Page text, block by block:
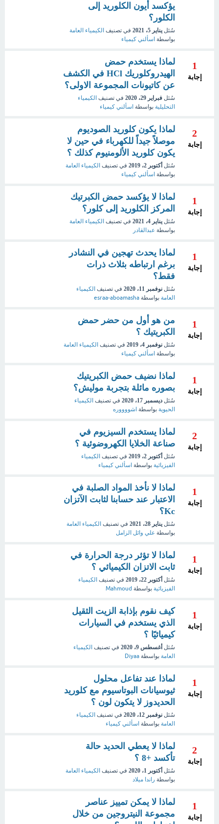
يؤكسد أيون الكلوريد إلى
الكلور؟
سُئل يناير 5، 2021 في تصنيف الكيمياء العامة
بواسطة اسألني كيمياء
1
إجابة
لماذا يستخدم حمض
الهيدروكلوريك HCl في الكشف
عن كاتيونات المجموعة الاولى؟
سُئل فبراير 29، 2020 في تصنيف الكيمياء
التحليلية بواسطة اسألني كيمياء
2
إجابة
لماذا يكون كلوريد الصوديوم
موصلاً جيداً للكهرباء في حين لا
يكون كلوريد الألومنيوم كذلك ؟
سُئل أكتوبر 2، 2019 في تصنيف الكيمياء العامة
بواسطة اسألني كيمياء
1
إجابة
لماذا لا يؤكسد حمض الكبرتيك
المركز الكلوريد إلى كلور؟
سُئل يناير 4، 2021 في تصنيف الكيمياء العامة
بواسطة عبدالقادر
1
إجابة
لماذا يحدث تهجين في النشادر
برغم ارتباطه بثلاث ذرات
فقط؟
سُئل نوفمبر 11، 2020 في تصنيف الكيمياء
العامة بواسطة esraa-aboamasha
1
إجابة
من هو أول من حضر حمض
الكبريتيك ؟
سُئل نوفمبر 4، 2019 في تصنيف الكيمياء العامة
بواسطة اسألني كيمياء
1
إجابة
لماذا نضيف حمض الكبريتيك
بصوره مائلة بتجربة موليش؟
سُئل ديسمبر 17، 2020 في تصنيف الكيمياء
الحيوية بواسطة اشووووره
2
إجابة
لماذا يستخدم السيزيوم في
صناعة الخلايا الكهروضوئية ؟
سُئل أكتوبر 2، 2019 في تصنيف الكيمياء
الفيزيائية بواسطة اسألني كيمياء
1
إجابة
لماذا لا نأخذ المواد الصلبة في
الاعتبار عند حسابنا لثابت الآتزان
Kc؟
سُئل يناير 28، 2021 في تصنيف الكيمياء العامة
بواسطة علي وائل الزامل
1
إجابة
لماذا لا تؤثر درجة الحرارة في
ثابت الاتزان الكيميائي ؟
سُئل أكتوبر 22، 2019 في تصنيف الكيمياء
الفيزيائية بواسطة Mahmoud
1
إجابة
كيف نقوم بإذابة الزيت الثقيل
الذي يستخدم في السيارات
كيميائيًا ؟
سُئل أغسطس 9، 2020 في تصنيف الكيمياء
العامة بواسطة Diyaa
1
إجابة
لماذا عند تفاعل محلول
ثيوسيانات البوتاسيوم مع كلوريد
الحديدوز لا يتكون لون ؟
سُئل نوفمبر 12، 2020 في تصنيف الكيمياء
العامة بواسطة اسألني كيمياء
2
إجابة
لماذا لا يعطي الحديد حالة
تأكسد +8 ؟
سُئل أكتوبر 1، 2020 في تصنيف الكيمياء العامة
بواسطة راندا ميلاد
1
إجابة
لماذا لا يمكن تمييز عناصر
مجموعة النيتروجين من خلال